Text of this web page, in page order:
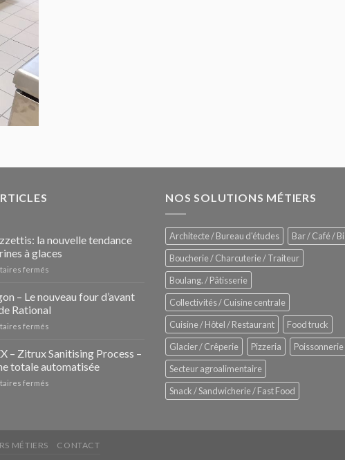
la nouvelle tendance
à glaces
fermés
Pozzettis:
nouvelle
vitrines
– Le nouveau four d’avant
Rational
fermés
–
nouveau
Rational
– Zitrux Sanitising Process –
totale automatisée
fermés
Sanitising
Process
NOS SOLUTIONS MÉTIERS
Architecte / Bureau d'études
Bar / Café /
Boucherie / Charcuterie / Traiteur
Boulang. / Pâtisserie
Collectivités / Cuisine centrale
Cuisine / Hôtel / Restaurant
Food truck
Glacier / Crêperie
Pizzeria
Poissonnerie
Secteur agroalimentaire
Snack / Sandwicherie / Fast Food
MÉTIERS CONTACT